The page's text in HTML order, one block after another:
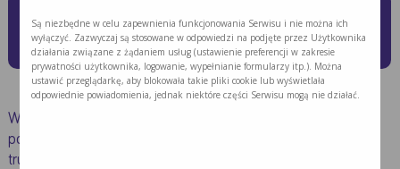
Podawanie leków przy żywieni
dojelitowym
W wielu przypadkach karmienie przez zgłębnik pozwala na
podawanie leków. Takie rozwiązanie eliminuje kwestię
trudności z połykaniem lub niechęci do smaku lekarstwa.
Są niezbędne w celu zapewnienia funkcjonowania Serwisu i nie można ich
wyłączyć. Zazwyczaj są stosowane w odpowiedzi na podjęte przez Użytkownika
działania związane z żądaniem usług (ustawienie preferencji w zakresie
prywatności użytkownika, logowanie, wypełnianie formularzy itp.). Można
ustawić przeglądarkę, aby blokowała takie pliki cookie lub wyświetlała
odpowiednie powiadomienia, jednak niektóre części Serwisu mogą nie działać.